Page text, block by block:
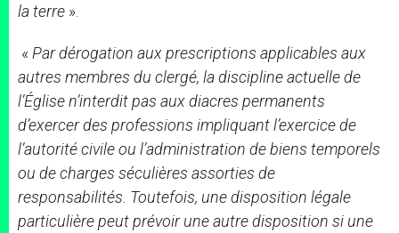
la terre ».
« Par dérogation aux prescriptions applicables aux
autres membres du clergé, la discipline actuelle de
l’Église n’interdit pas aux diacres permanents
d’exercer des professions impliquant l’exercice de
l’autorité civile ou l’administration de biens temporels
ou de charges séculières assorties de
responsabilités. Toutefois, une disposition légale
particulière peut prévoir une autre disposition si une